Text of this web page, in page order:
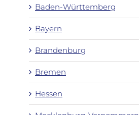
Baden-Württemberg
Bayern
Brandenburg
Bremen
Hessen